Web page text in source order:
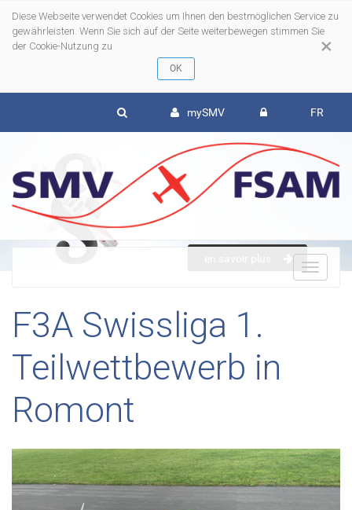
×
Diese Webseite verwendet Cookies um Ihnen den bestmöglichen Service zu
gewährleisten. Wenn Sie sich auf der Seite weiterbewegen stimmen Sie
der Cookie-Nutzung zu
mySMV FR
F3A Swissliga 1.
Teilwettbewerb in
Romont